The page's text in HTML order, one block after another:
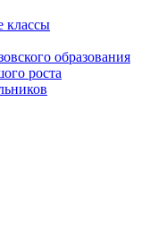
классы
образования
роста